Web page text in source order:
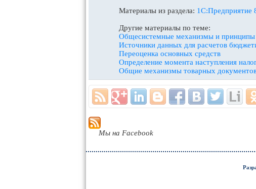
Материалы из раздела: 1С:Предприятие
Другие материалы по теме:
Общесистемные механизмы и принципы
Источники данных для расчетов
Переоценка основных средств
Определение момента наступления
Общие механизмы товарных
Мы на Facebook